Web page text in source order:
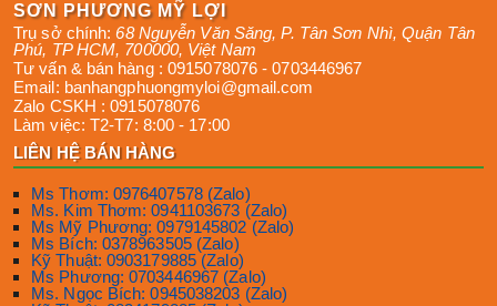
Phương Mỹ Lợi qua hotline 0915078076, 0979145802,
0703446967.
SƠN PHƯƠNG MỸ LỢI
Trụ sở chính:68 Nguyễn Văn Săng, P. Tân Sơn Nhì,Quận Tân
Phú, TP HCM, 700000, Việt Nam
Tư vấn & bán hàng : 0915078076 -0703446967
Email: banhangphuongmyloi@gmail.com
Zalo CSKH :0915078076
Làm việc: T2-T7: 8:00 - 17:00
LIÊN HỆ BÁN HÀNG
Ms Thơm: 0976407578 (Zalo)
Ms. Kim Thơm: 0941103673 (Zalo)
Ms Mỹ Phương: 0979145802 (Zalo)
Ms Bích: 0378963505 (Zalo)
Kỹ Thuật: 0903179885 (Zalo)
Ms Phương: 0703446967 (Zalo)
Ms. Ngọc Bích: 0945038203 (Zalo)